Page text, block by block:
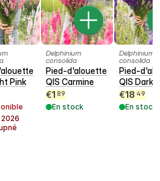
Pink
2026
Delphinium
consolida
Pied-d'alouette
QIS Carmine
€1 89
En stock
Delphinium
consolida
Pied-
QIS Dark
€18 49
En stock